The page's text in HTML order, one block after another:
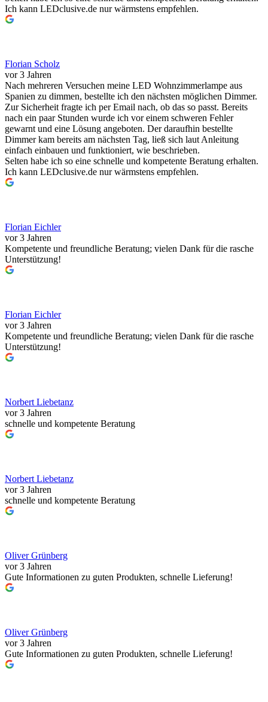
Ich kann LEDclusive.de nur wärmstens empfehlen.
Florian Scholz
vor 3 Jahren
Nach mehreren Versuchen meine LED Wohnzimmerlampe aus
Spanien zu dimmen, bestellte ich den nächsten möglichen Dimmer.
Zur Sicherheit fragte ich per Email nach, ob das so passt. Bereits
nach ein paar Stunden wurde ich vor einem schweren Fehler
gewarnt und eine Lösung angeboten. Der daraufhin bestellte
Dimmer kam bereits am nächsten Tag, ließ sich laut Anleitung
einfach einbauen und funktioniert, wie beschrieben.
Selten habe ich so eine schnelle und kompetente Beratung erhalten.
Ich kann LEDclusive.de nur wärmstens empfehlen.
Florian Eichler
vor 3 Jahren
Kompetente und freundliche Beratung; vielen Dank für die rasche
Unterstützung!
Florian Eichler
vor 3 Jahren
Kompetente und freundliche Beratung; vielen Dank für die rasche
Unterstützung!
Norbert Liebetanz
vor 3 Jahren
schnelle und kompetente Beratung
Norbert Liebetanz
vor 3 Jahren
schnelle und kompetente Beratung
Oliver Grünberg
vor 3 Jahren
Gute Informationen zu guten Produkten, schnelle Lieferung!
Oliver Grünberg
vor 3 Jahren
Gute Informationen zu guten Produkten, schnelle Lieferung!